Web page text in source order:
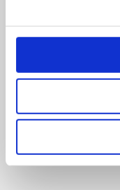
Udvalget
idé til et
helt
så finder
til en